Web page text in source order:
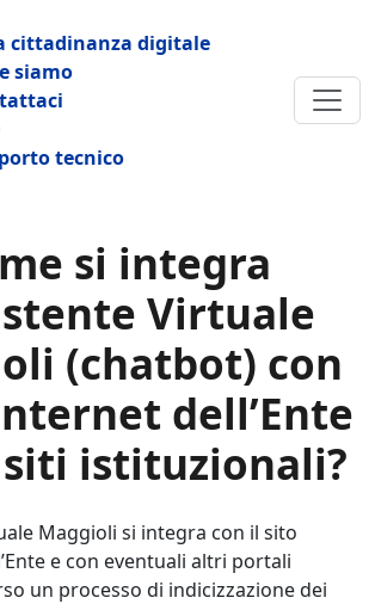
principale
cittadinanza digitale
siamo
tecnico
si integra
Virtuale
(chatbot) con
dell’Ente
istituzionali?
Maggioli si integra con il sito
e con eventuali altri portali
un processo di indicizzazione dei